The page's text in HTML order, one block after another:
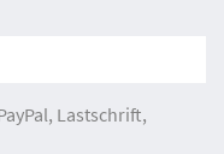
Lastschrift,